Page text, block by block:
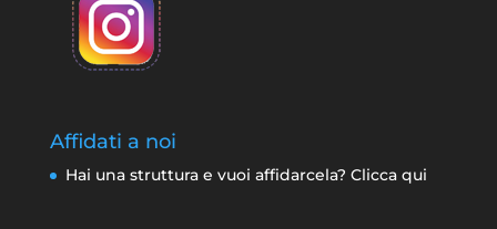
Affidati a noi
Hai una struttura e vuoi affidarcela? Clicca qui